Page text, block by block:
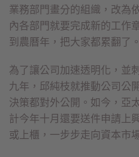
業務部門畫分的組織，改為
內各部門就要完成新的工作
到農曆年，把大家都累翻了。
為了讓公司加速透明化，並
九年，邱純枝就推動公司公
決策都對外公開。如今，亞
計今年十月還要送件申請上
或上櫃，一步步走向資本市